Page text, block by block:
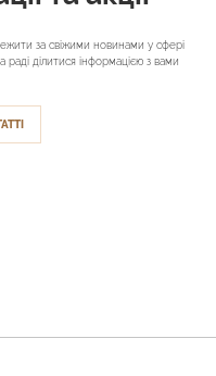
за свіжими новинами у сфері
ділитися інформацією з вами